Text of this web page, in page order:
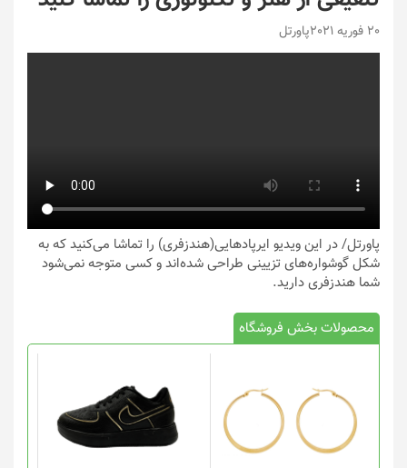
20 فوریه 2021 پاورتل
پاورتل/ در این ویدیو ایرپادهایی(هندزفری) را تماشا می‌کنید که به
شکل گوشواره‌های تزیینی طراحی شده‌اند و کسی متوجه نمی‌شود
شما هندزفری دارید.
محصولات بخش فروشگاه
محصول
دارای
انواع
مختلفی